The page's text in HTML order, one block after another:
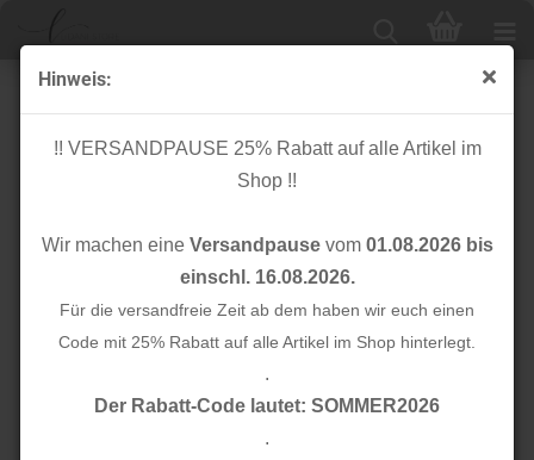
Hinweis:
!! VERSANDPAUSE 25% Rabatt auf alle Artikel im
Shop !!
Wir machen eine Versandpausevom 01.08.2026 bis
einschl. 16.08.2026.
Für die versandfreie Zeit ab dem haben wir euch einen
Code mit 25% Rabatt auf alle Artikel im Shop hinterlegt.
.
Der Rabatt-Code lautet: SOMMER2026
.
Cuff me Bio Bündchen - Cozy Stripes - Col.02 - This
Summer